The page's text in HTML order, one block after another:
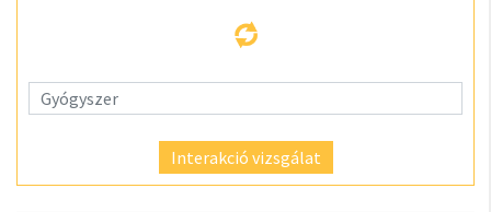
Interakció vizsgálat